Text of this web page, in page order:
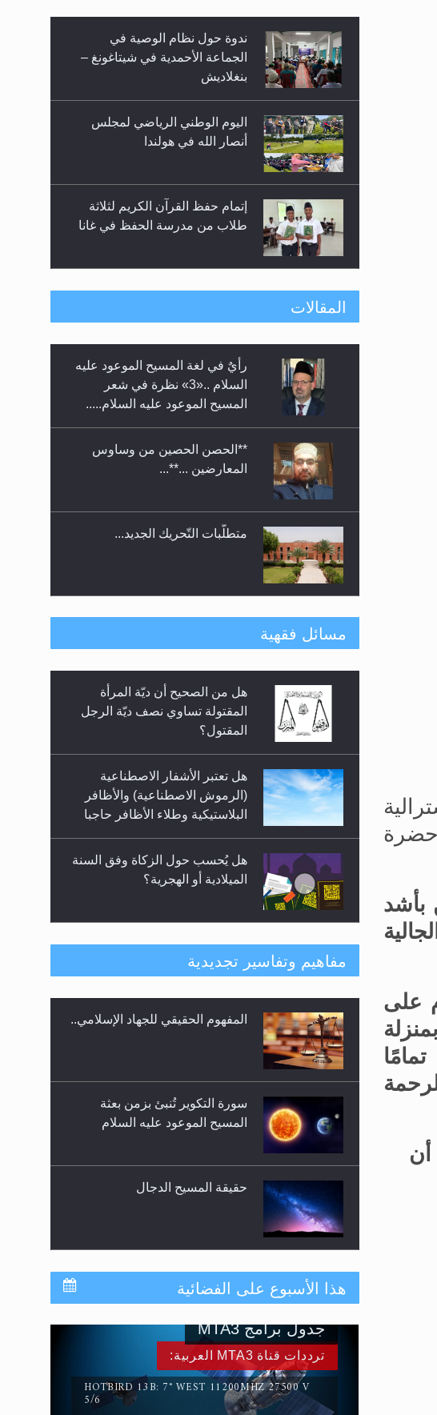
>> المزيد
حضرة
بأشد
على
أن
اليوم الوطني الرياضي لمجلس
أنصار الله في هولندا
إتمام حفظ القرآن الكريم لثلاثة
حفل توزيع الشهادات في الجامعة
معرض القرآن الكريم لمدة ثلاثين
فنلند
المقالات
**الحصن الحصين من وساوس
المعارضين ...**...
متطلَّبات التّحريك الجديد...
الهجرة: بحث عن الأمن والسلام في
سبيل إرساء الأمن والسلام...
مسائل فقهية
هل تعتبر الأشفار الاصطناعية
(الرموش الاصطناعية) والأظافر
للوضوء وهل يُسمح الصلاة بها؟
هل يُحسب حول الزكاة وفق السنة
الميلادية أو الهجرية؟
هل يجوز فتح مشروع كوافير نسائي
فتوى أمير المؤمنين الميرزا مسرور
وتحديد جنس المولود..
مفاهيم وتفاسير تجديديةالمفهوم الحقيقي للجهاد الإسلامي..
حقيقة المسيح الدجال
لا ناسخ ولا منسوخ في القرآن
الكريم
هذا الأسبوع على الفضائية
ترددات قناة MTA3 العربية:
HOTBIRD 13B: 7° WEST 11200MHZ 27500 V
5/6
جدول برامج MTA3